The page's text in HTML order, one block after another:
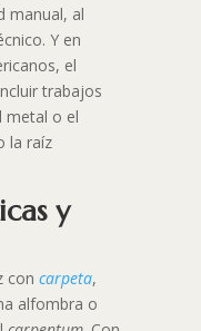
manual, al
Y en
el
trabajos
metal o el
la raíz
y
con carpeta,
alfombra o